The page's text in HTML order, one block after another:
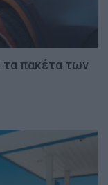
τα πακέτα των